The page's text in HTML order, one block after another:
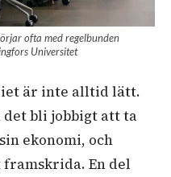
ofta med regelbunden
Universitet
är inte alltid lätt.
det bli jobbigt att ta
ekonomi, och
En del